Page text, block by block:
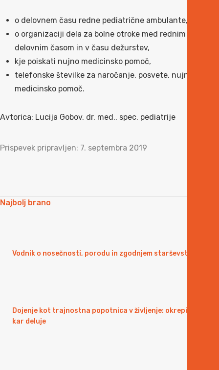
o delovnem času redne pediatrične ambulante,
o organizaciji dela za bolne otroke med rednim
delovnim časom in v času dežurstev,
kje poiskati nujno medicinsko pomoč,
telefonske številke za naročanje, posvete, nujno
medicinsko pomoč.
Avtorica: Lucija Gobov, dr. med., spec. pediatrije
Prispevek pripravljen: 7. septembra 2019
Najbolj brano
Vodnik o nosečnosti, porodu in zgodnjem starševstvu
Dojenje kot trajnostna popotnica v življenje: okrepiti,
kar deluje